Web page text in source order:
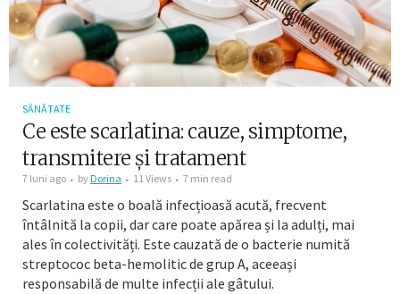
SĂNĂTATE
Ce este scarlatina: cauze, simptome,
transmitere și tratament
7 luni ago byDorina 11 Views 7 min read
Scarlatina este o boală infecțioasă acută, frecvent
întâlnită la copii, dar care poate apărea și la adulți, mai
ales în colectivități. Este cauzată de o bacterie numită
streptococ beta-hemolitic de grup A, aceeași
responsabilă de multe infecții ale gâtului.